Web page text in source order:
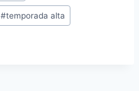
#temporada alta